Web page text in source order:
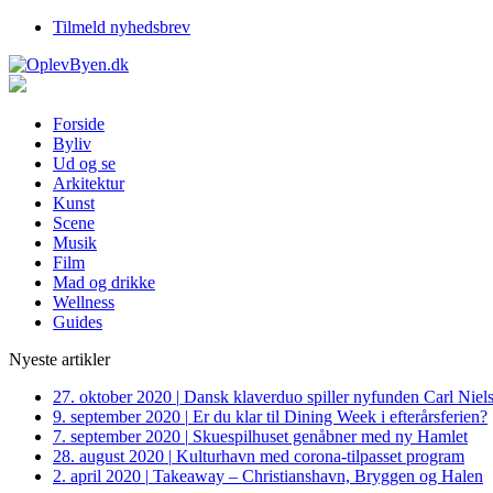
Tilmeld nyhedsbrev
Forside
Byliv
Ud og se
Arkitektur
Kunst
Scene
Musik
Film
Mad og drikke
Wellness
Guides
Nyeste artikler
27. oktober 2020 | Dansk klaverduo spiller nyfunden Carl
9. september 2020 | Er du klar til Dining Week i efterårsferien?
7. september 2020 | Skuespilhuset genåbner med ny Hamlet
28. august 2020 | Kulturhavn med corona-tilpasset program
2. april 2020 | Takeaway – Christianshavn, Bryggen og Halen